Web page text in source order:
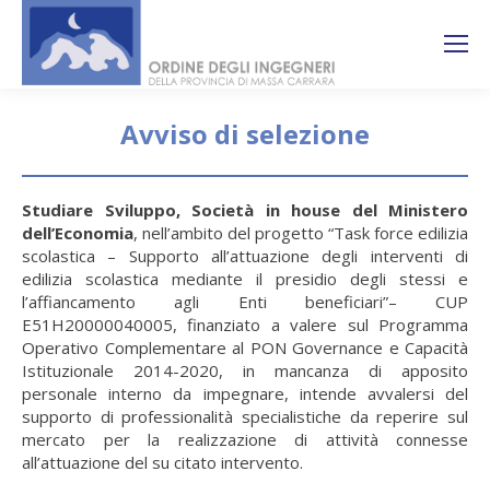
Avviso di selezione
Studiare Sviluppo, Società in house del Ministero
dell’Economia, nell’ambito del progetto “Task force edilizia
scolastica – Supporto all’attuazione degli interventi di
edilizia scolastica mediante il presidio degli stessi e
l’affiancamento agli Enti beneficiari”– CUP
E51H20000040005, finanziato a valere sul Programma
Operativo Complementare al PON Governance e Capacità
Istituzionale 2014-2020, in mancanza di apposito
personale interno da impegnare, intende avvalersi del
supporto di professionalità specialistiche da reperire sul
mercato per la realizzazione di attività connesse
all’attuazione del su citato intervento.